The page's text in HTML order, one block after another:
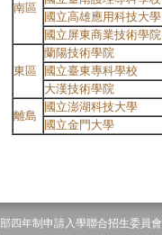
南區
國立高雄應用科技大學
國立屏東商業技術學院
東區
蘭陽技術學院
國立臺東專科學校
大漢技術學院
離島
國立澎湖科技大學
國立金門大學
四年制申請入學聯合招生委